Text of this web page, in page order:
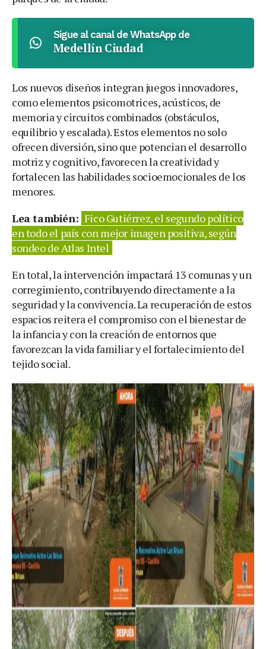
Sigue al canal de WhatsApp de
Medellín Ciudad
Los nuevos diseños integran juegos innovadores,
como elementos psicomotrices, acústicos, de
memoria y circuitos combinados (obstáculos,
equilibrio y escalada). Estos elementos no solo
ofrecen diversión, sino que potencian el desarrollo
motriz y cognitivo, favorecen la creatividad y
fortalecen las habilidades socioemocionales de los
menores.
Lea también: Fico Gutiérrez, el segundo político
en todo el país con mejor imagen positiva, según
sondeo de Atlas Intel
En total, la intervención impactará 13 comunas y un
corregimiento, contribuyendo directamente a la
seguridad y la convivencia. La recuperación de estos
espacios reitera el compromiso con el bienestar de
la infancia y con la creación de entornos que
favorezcan la vida familiar y el fortalecimiento del
tejido social.